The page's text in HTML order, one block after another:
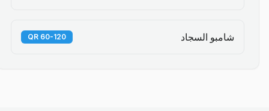
شامبو السجاد 60-120 QR